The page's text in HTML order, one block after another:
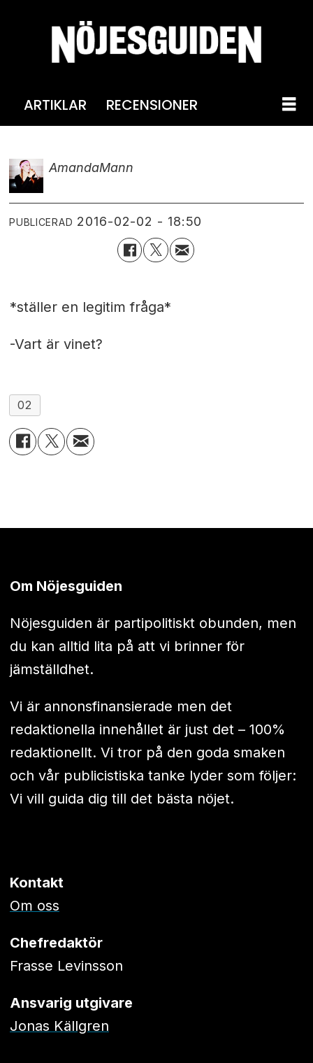
ARTIKLAR RECENSIONER
AmandaMann
PUBLICERAD 2016-02-02 - 18:50
*ställer en legitim fråga*
-Vart är vinet?
02
Om Nöjesguiden
Nöjesguiden är partipolitiskt obunden, men
du kan alltid lita på att vi brinner för
jämställdhet.
Vi är annonsfinansierade men det
redaktionella innehållet är just det – 100%
redaktionellt. Vi tror på den goda smaken
och vår publicistiska tanke lyder som följer:
Vi vill guida dig till det bästa nöjet.
Kontakt
Om oss
Chefredaktör
Frasse Levinsson
Ansvarig utgivare
Jonas Källgren